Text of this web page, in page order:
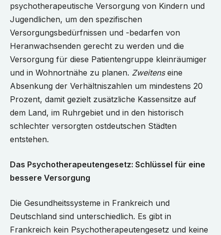
psychotherapeutische Versorgung von Kindern und
Jugendlichen, um den spezifischen
Versorgungsbedürfnissen und -bedarfen von
Heranwachsenden gerecht zu werden und die
Versorgung für diese Patientengruppe kleinräumiger
und in Wohnortnähe zu planen. Zweitenseine
Absenkung der Verhältniszahlen um mindestens 20
Prozent, damit gezielt zusätzliche Kassensitze auf
dem Land, im Ruhrgebiet und in den historisch
schlechter versorgten ostdeutschen Städten
entstehen.
Das Psychotherapeutengesetz: Schlüssel für eine
bessere Versorgung
Die Gesundheitssysteme in Frankreich und
Deutschland sind unterschiedlich. Es gibt in
Frankreich kein Psychotherapeutengesetz und keine